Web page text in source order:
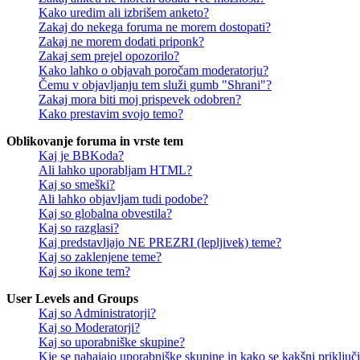
Kako uredim ali izbrišem anketo?
Zakaj do nekega foruma ne morem dostopati?
Zakaj ne morem dodati priponk?
Zakaj sem prejel opozorilo?
Kako lahko o objavah poročam moderatorju?
Čemu v objavljanju tem služi gumb "Shrani"?
Zakaj mora biti moj prispevek odobren?
Kako prestavim svojo temo?
Oblikovanje foruma in vrste tem
Kaj je BBKoda?
Ali lahko uporabljam HTML?
Kaj so smeški?
Ali lahko objavljam tudi podobe?
Kaj so globalna obvestila?
Kaj so razglasi?
Kaj predstavljajo NE PREZRI (lepljivek) teme?
Kaj so zaklenjene teme?
Kaj so ikone tem?
User Levels and Groups
Kaj so Administratorji?
Kaj so Moderatorji?
Kaj so uporabniške skupine?
Kje se nahajajo uporabniške skupine in kako se kakšni